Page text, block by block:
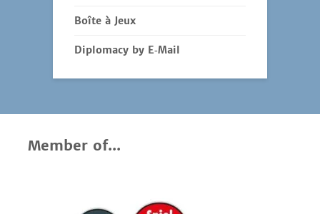
Boîte à Jeux
Diplomacy by E‑Mail
Member of...